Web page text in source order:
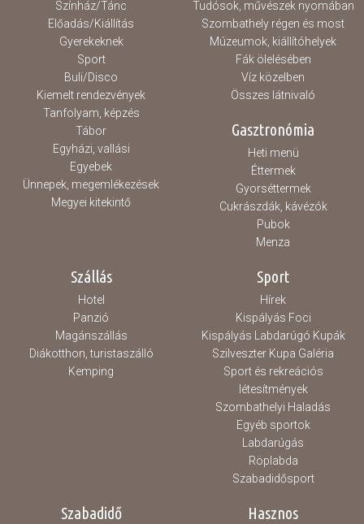
Színház/Tánc
Előadás/Kiállítás
Gyerekeknek
Sport
Buli/Disco
Kiemelt rendezvények
Tanfolyam, képzés
Tábor
Egyházi, vallási
Egyebek
Ünnepek, megemlékezések
Megyei kitekintő
Tudósok, művészek nyomában
Szombathely régen és most
Múzeumok, kiállítóhelyek
Fák ölelésében
Víz közelben
Összes látnivaló
Gasztronómia
Heti menü
Éttermek
Gyorséttermek
Cukrászdák, kávézók
Pubok
Menza
Szállás
Hotel
Panzió
Magánszállás
Diákotthon, turistaszálló
Kemping
Sport
Hírek
Kispályás Foci
Kispályás Labdarúgó Kupák
Szilveszter Kupa Galéria
Sport és rekreációs
létesítmények
Szombathelyi Haladás
Egyéb sportok
Labdarúgás
Röplabda
Szabadidősport
Szabadidő Hasznos